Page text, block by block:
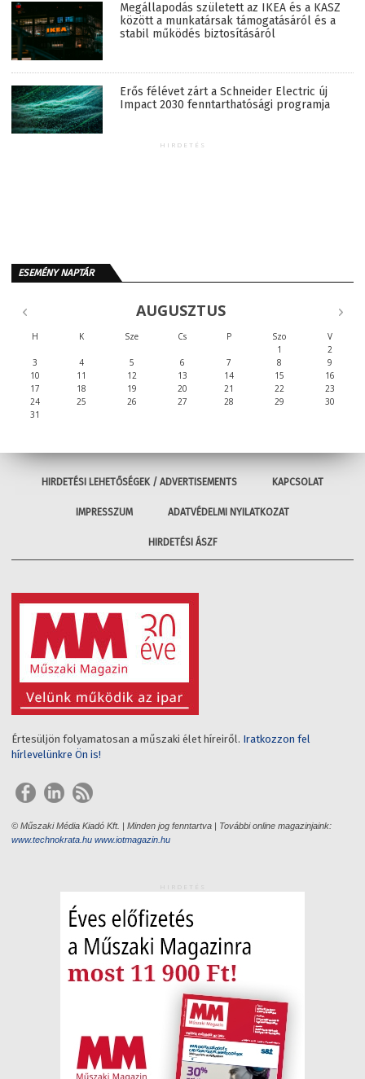
Megállapodás született az IKEA és a KASZ
között a munkatársak támogatásáról és a
stabil működés biztosításáról
Erős félévet zárt a Schneider Electric új
Impact 2030 fenntarthatósági programja
HIRDETÉS
ESEMÉNY NAPTÁR
AUGUSZTUS
H K Sze Cs P Szo
V
1
2
3
4 5 6 7 8
9
10
11 12 13 14 15
16
17
18 19 20 21 22
23
24
25 26 27 28 29
30
31
HIRDETÉSI LEHETŐSÉGEK / ADVERTISEMENTS KAPCSOLAT
IMPRESSZUM ADATVÉDELMI NYILATKOZAT
HIRDETÉSI ÁSZF
Értesüljön folyamatosan a műszaki élet híreiről. Iratkozzon fel
hírlevelünkre Ön is!
© Műszaki Média Kiadó Kft. | Minden jog fenntartva | További online magazinjaink:
www.technokrata.hu www.iotmagazin.hu
HIRDETÉS